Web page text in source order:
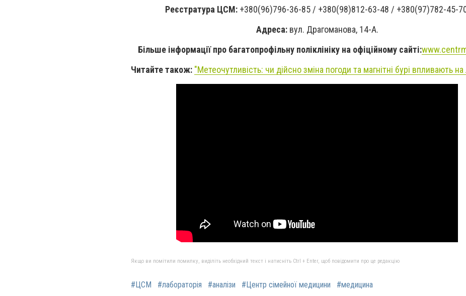
Реєстратура ЦСМ: +380(96)796-36-85 / +380(98)812-63-48 / +380(97)782-45-
Адреса: вул. Драгоманова, 14-А.
Більше інформації про багатопрофільну поліклініку на офіційному сайті:
Читайте також: "Метеочутливість: чи дійсно зміна погоди та магнітні бурі впливають
Якщо ви помітили помилку, виділіть необхідний текст і натисніть Ctrl + Enter, щоб повідомити про це редакцію
#ЦСМ #лабораторія #аналізи #Центр сімейної медицини #медицина